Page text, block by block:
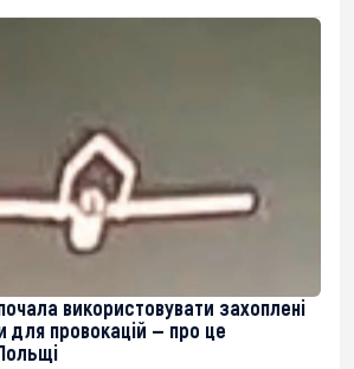
використовувати захоплені
для провокацій — про це